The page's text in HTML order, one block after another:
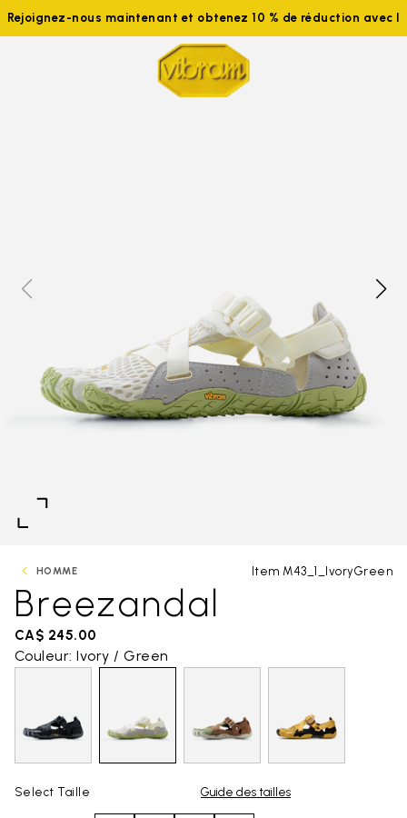
Rejoignez-nous maintenant et obtenez 10 % de réduction avec le
HOMME Item M43_1_IvoryGreen
Breezandal
CA$ 245.00
Couleur: Ivory / Green
Select Taille Guide des tailles